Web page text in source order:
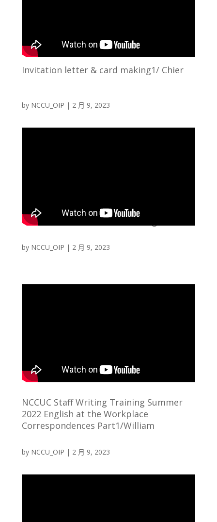
Invitation letter & card making1/ Chier
by NCCU_OIP | 2 月 9, 2023
Invitation letter & card making2/ Chier
by NCCU_OIP | 2 月 9, 2023
NCCUC Staff Writing Training Summer
2022 English at the Workplace
Correspondences Part1/William
by NCCU_OIP | 2 月 9, 2023